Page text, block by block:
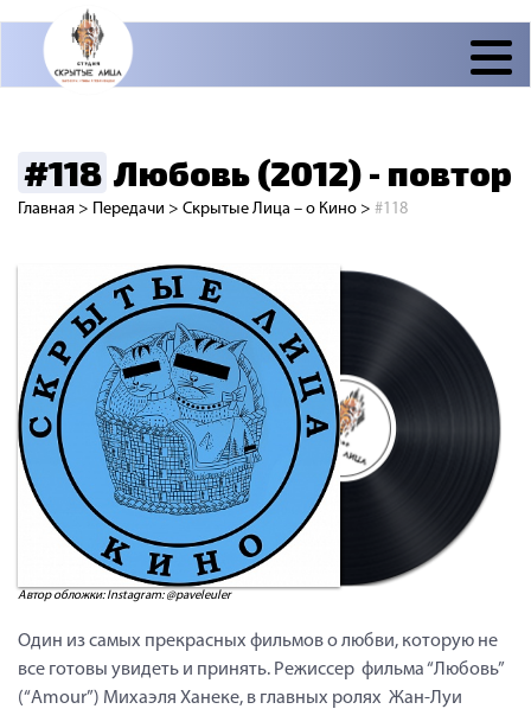
#118 Любовь (2012) - повтор
Главная > Передачи > Скрытые Лица – о Кино > #118
Автор обложки: Instagram: @paveleuler
Один из самых прекрасных фильмов о любви, которую не
все готовы увидеть и принять. Режиссер фильма “Любовь”
(“Amour”) Михаэля Ханеке, в главных ролях Жан-Луи